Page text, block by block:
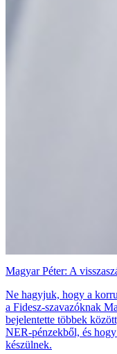
Magyar Péter: A
Ne hagyjuk, hogy a
a Fidesz-szavazóknak
bejelentette többek
NER-pénzekből, és
készülnek.